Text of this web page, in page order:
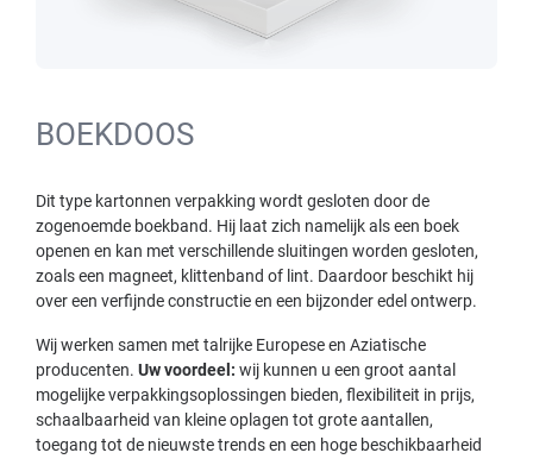
BOEKDOOS
Dit type kartonnen verpakking wordt gesloten door de
zogenoemde boekband. Hij laat zich namelijk als een boek
openen en kan met verschillende sluitingen worden gesloten,
zoals een magneet, klittenband of lint. Daardoor beschikt hij
over een verfijnde constructie en een bijzonder edel ontwerp.
Wij werken samen met talrijke Europese en Aziatische
producenten. Uw voordeel: wij kunnen u een groot aantal
mogelijke verpakkingsoplossingen bieden, flexibiliteit in prijs,
schaalbaarheid van kleine oplagen tot grote aantallen,
toegang tot de nieuwste trends en een hoge beschikbaarheid